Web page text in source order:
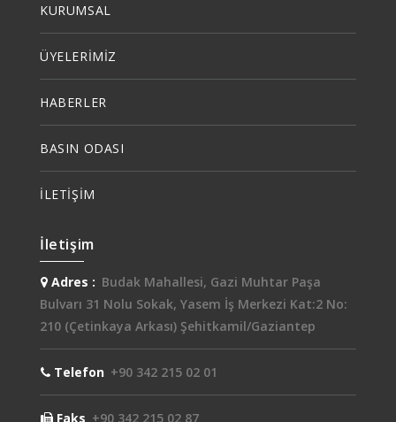
KURUMSAL
ÜYELERİMİZ
HABERLER
BASIN ODASI
İLETİŞİM
İletişim
Adres : Budak Mahallesi, Gazi Muhtar Paşa
Bulvarı 31 Nolu Sokak, Yasem İş Merkezi Kat:2 No:
210 (Çetinkaya Arkası) Şehitkamil/Gaziantep
Telefon +90 342 215 02 01
Faks +90 342 215 02 87